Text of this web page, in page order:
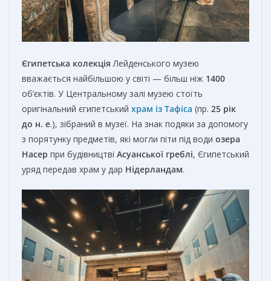
Єгипетська колекція Лейденського музею
вважається найбільшою у світі — більш ніж 1400
об’єктів. У Центральному залі музею стоїть
оригінальний єгипетський храм із Тафіса (пр. 25 рік
до н. е.), зібраний в музеї. На знак подяки за допомогу
з порятунку предметів, які могли піти під води озера
Насер при будівництві Асуанської греблі, Єгипетський
уряд передав храм у дар Нідерландам.